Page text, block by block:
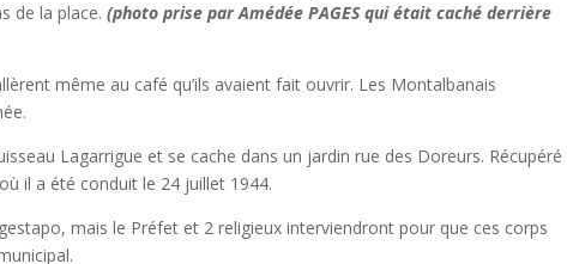
de la place.(photo prise par Amédée PAGES qui était caché derrière
même au café qu’ils avaient fait ouvrir. Les Montalbanais
Lagarrigue et se cache dans un jardin rue des Doreurs. Récupéré
il a été conduit le 24 juillet 1944.
mais le Préfet et 2 religieux interviendront pour que ces corps